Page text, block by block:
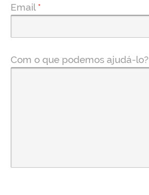
Email *
Com o que podemos ajudá-lo?